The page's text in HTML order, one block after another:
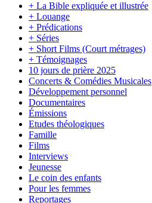
+ La Bible expliquée et illustrée
+ Louange
+ Prédications
+ Séries
+ Short Films (Court métrages)
+ Témoignages
10 jours de prière 2025
Concerts & Comédies Musicales
Développement personnel
Documentaires
Émissions
Etudes théologiques
Famille
Films
Interviews
Jeunesse
Le coin des enfants
Pour les femmes
Reportages